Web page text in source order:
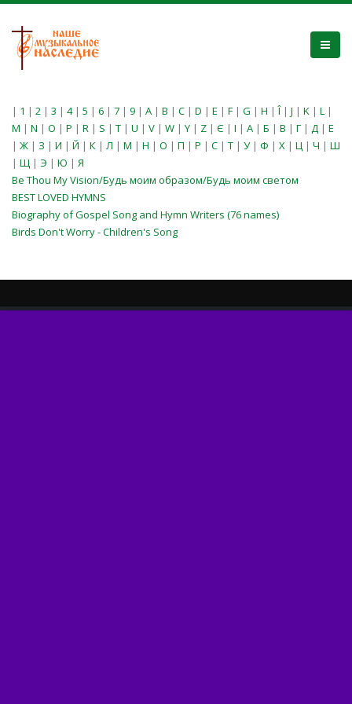
| 1 | 2 | 3 | 4 | 5 | 6 | 7 | 9 | A | B | C | D | E | F | G | H |Î | J | K | L |
M | N | O | P | R | S | T | U | V | W | Y | Z | Є | І | А | Б | В | Г | Д | Е
| Ж | З | И | Й | К | Л | М | Н | О | П | Р | С | Т | У | Ф | Х | Ц | Ч | Ш
| Щ | Э | Ю | Я
Be Thou My Vision/Будь моим образом/Будь моим светом
BEST LOVED HYMNS
Biography of Gospel Song and Hymn Writers (76 names)
Birds Don't Worry - Children's Song